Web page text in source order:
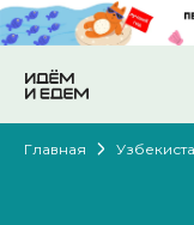
Главная